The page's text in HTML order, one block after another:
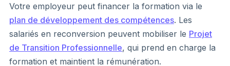
Votre employeur peut financer la formation via le
plan de développement des compétences. Les
salariés en reconversion peuvent mobiliser le Projet
de Transition Professionnelle, qui prend en charge la
formation et maintient la rémunération.